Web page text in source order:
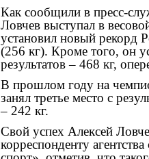
Как сообщили в пресс-
Ловчев выступал в
установил новый рекорд
(256 кг). Кроме того, он
результатов – 468 кг,
В прошлом году на
занял третье место с
– 242 кг.
Свой успех Алексей
корреспонденту